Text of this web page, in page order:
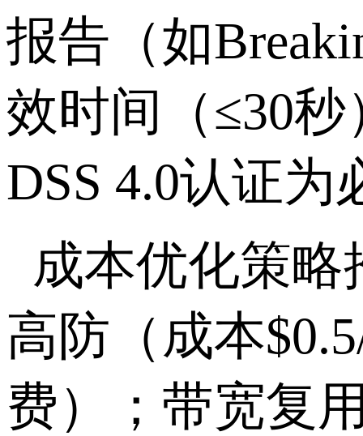
报告（如
效时间（≤30秒
DSS 4.0认证为
成本优化策
高防（成本
费）；带宽复